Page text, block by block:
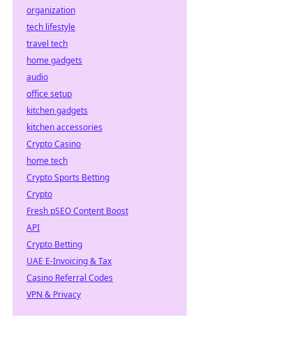
organization
tech lifestyle
travel tech
home gadgets
audio
office setup
kitchen gadgets
kitchen accessories
Crypto Casino
home tech
Crypto Sports Betting
Crypto
Fresh pSEO Content Boost
API
Crypto Betting
UAE E-Invoicing & Tax
Casino Referral Codes
VPN & Privacy